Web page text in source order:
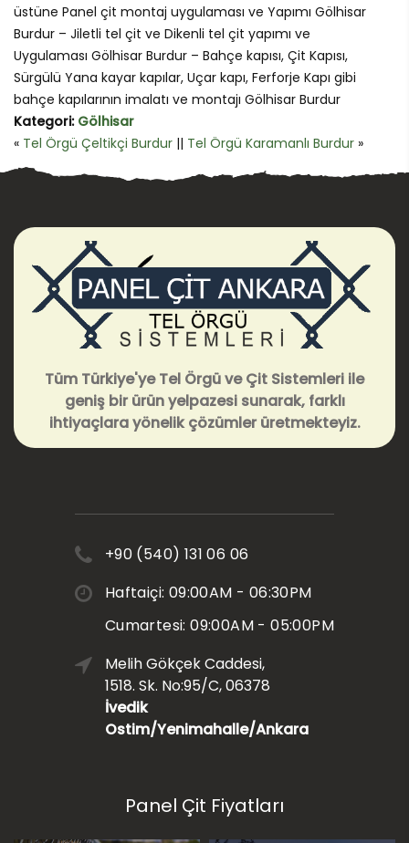
üstüne Panel çit montaj uygulaması ve Yapımı Gölhisar
Burdur – Jiletli tel çit ve Dikenli tel çit yapımı ve
Uygulaması Gölhisar Burdur – Bahçe kapısı, Çit Kapısı,
Sürgülü Yana kayar kapılar, Uçar kapı, Ferforje Kapı gibi
bahçe kapılarının imalatı ve montajı Gölhisar Burdur
Kategori: Gölhisar
« Tel Örgü Çeltikçi Burdur || Tel Örgü Karamanlı Burdur »
Tüm Türkiye'ye Tel Örgü ve Çit Sistemleri ile
geniş bir ürün yelpazesi sunarak, farklı
ihtiyaçlara yönelik çözümler üretmekteyiz.
+90 (540) 131 06 06
Haftaiçi: 09:00AM - 06:30PM
Cumartesi: 09:00AM - 05:00PM
Melih Gökçek Caddesi,
1518. Sk. No:95/C, 06378
İvedik
Ostim/Yenimahalle/Ankara
Panel Çit Fiyatları